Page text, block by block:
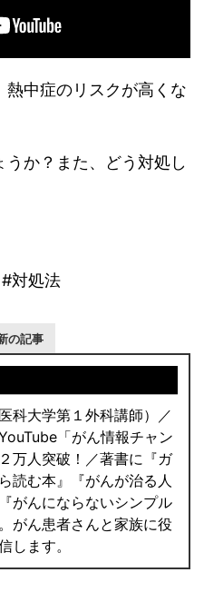
中症のリスクが高くな
か？また、どう対処し
対処法
の記事
科大学第１外科講師）／
「がん情報チャン
万人突破！／著書に『ガ
読む本』『がんが治る人
がんにならないシンプル
がん患者さんと家族に役
します。